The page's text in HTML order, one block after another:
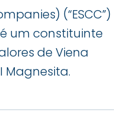
(“ESCC”)
um constituinte
de Viena
Magnesita.